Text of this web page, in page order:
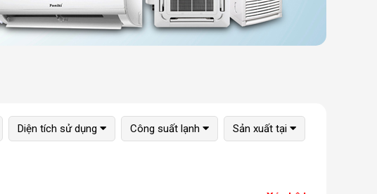
Diện tích sử dụng Công suất lạnh Sản xuất tại